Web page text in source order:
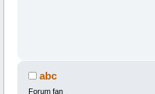
abc
Forum fan